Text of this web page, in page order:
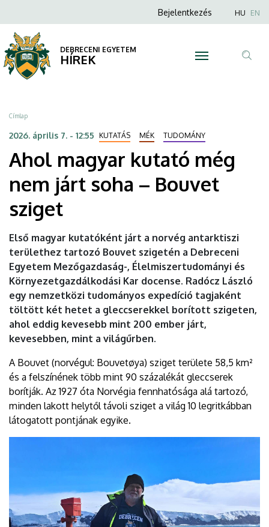
magyar
kutató
még
nem
járt
soha
–
Bouvet
sziget
DEBRECENI
EGYETEM
a
tartalomra
Anonim
menüje
Bejelentkezés HU EN
DEBRECENI EGYETEM
HÍREK
Morzsa
Címlap
2026. április 7. - 12:55 KUTATÁS MÉK TUDOMÁNY
Ahol magyar kutató még
nem járt soha – Bouvet
sziget
Első magyar kutatóként járt a norvég antarktiszi
területhez tartozó Bouvet szigetén a Debreceni
Egyetem Mezőgazdaság-, Élelmiszertudományi és
Környezetgazdálkodási Kar docense. Radócz László
egy nemzetközi tudományos expedíció tagjaként
töltött két hetet a gleccserekkel borított szigeten,
ahol eddig kevesebb mint 200 ember járt,
kevesebben, mint a világűrben.
A Bouvet (norvégul: Bouvetøya) sziget területe 58,5 km²
és a felszínének több mint 90 százalékát gleccserek
borítják. Az 1927 óta Norvégia fennhatósága alá tartozó,
minden lakott helytől távoli sziget a világ 10 legritkábban
látogatott pontjának egyike.